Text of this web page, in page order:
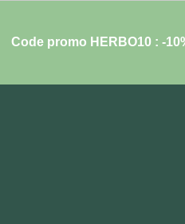
Code promo HERBO10 : -